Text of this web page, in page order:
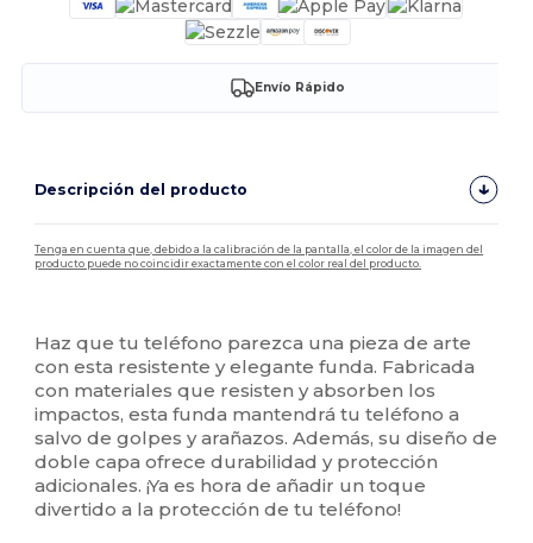
Envío Rápido
Descripción del producto
Tenga en cuenta que, debido a la calibración de la pantalla, el color de la imagen del
producto puede no coincidir exactamente con el color real del producto.
Haz que tu teléfono parezca una pieza de arte
con esta resistente y elegante funda. Fabricada
con materiales que resisten y absorben los
impactos, esta funda mantendrá tu teléfono a
salvo de golpes y arañazos. Además, su diseño de
doble capa ofrece durabilidad y protección
adicionales. ¡Ya es hora de añadir un toque
divertido a la protección de tu teléfono!